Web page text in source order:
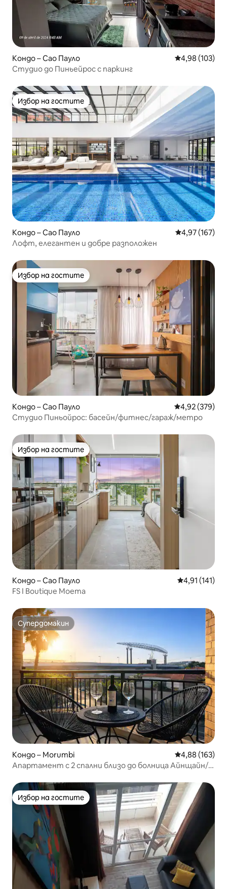
Кондо – Сао Пауло Средна
4,98 (103)
Студио до Пиньейрос с паркинг
Избор на гостите
Избор на гостите
Кондо – Сао Пауло Средна
4,97 (167)
Лофт, елегантен и добре разположен
Избор на гостите
Избор на гостите
Кондо – Сао Пауло Средна
4,92 (379)
Студио Пиньойрос: басейн/фитнес/гараж/метро
Избор на гостите
Избор на гостите
Кондо – Сао Пауло Средна
4,91 (141)
FS I Boutique Moema
Супердомакин
Супердомакин
Кондо – Morumbi Средна
4,88 (163)
Апартамент с 2 спални близо до болница Айнщайн/
Избор на гостите
Избор на гостите